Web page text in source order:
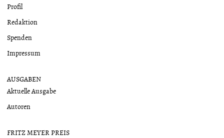
Profil
Redaktion
Spenden
Impressum
AUSGABEN
Aktuelle Ausgabe
Autoren
FRITZ MEYER PREIS